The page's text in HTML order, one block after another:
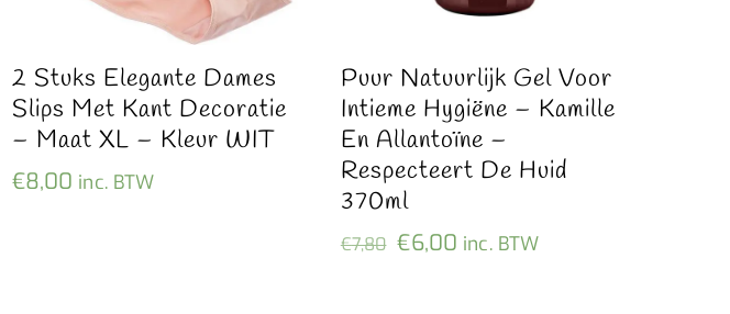
2 Stuks Elegante Dames
Slips Met Kant Decoratie
– Maat XL – Kleur WIT
€8,00 inc. BTW
Puur Natuurlijk Gel Voor
Intieme Hygiëne – Kamille
En Allantoïne –
Respecteert De Huid
370ml
€7,80 Oorspronkelijke
€6,00 Huidige
inc. BTW